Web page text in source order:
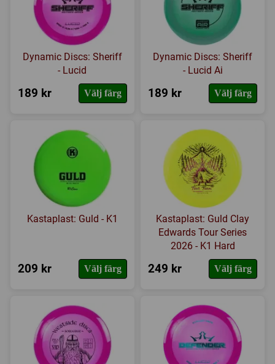
Dynamic Discs: Sheriff
- Lucid
189 kr Välj färg
Dynamic Discs: Sheriff
- Lucid Ai
189 kr Välj färg
Kastaplast: Guld - K1
209 kr Välj färg
Kastaplast: Guld Clay
Edwards Tour Series
2026 - K1 Hard
249 kr Välj färg